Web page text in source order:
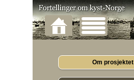
Om prosjektet